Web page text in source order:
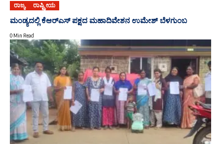
ರಾಜ್ಯ ರಾಷ್ಟ್ರೀಯ
ಮಂಡ್ಯದಲ್ಲಿ ಕೆಆರ್‌ಎಸ್ ಪಕ್ಷದ ಮಹಾದಿವೇಶನ ಉಮೇಶ್ ಬೆಳಗುಂಬ
0 Min Read